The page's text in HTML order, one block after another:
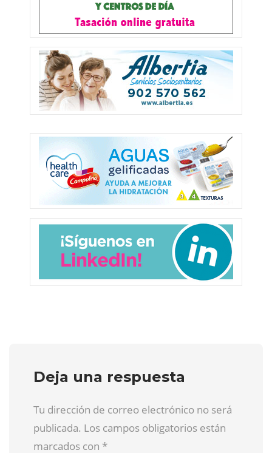
Deja una respuesta
Tu dirección de correo electrónico no será
publicada. Los campos obligatorios están
marcados con *